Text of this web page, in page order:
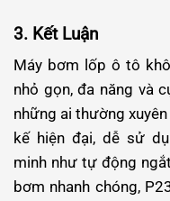
3. Kết Luận
Máy bơm lốp ô tô
nhỏ gọn, đa năng và
những ai thường
kế hiện đại, dễ sử
minh như tự động
bơm nhanh chóng,